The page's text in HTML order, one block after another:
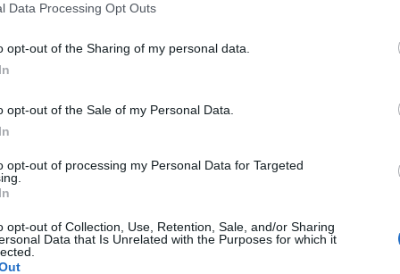
Data Processing Opt Outs
opt-out of the Sharing of my personal data.
opt-out of the Sale of my Personal Data.
opt-out of processing my Personal Data for Targeted
opt-out of Collection, Use, Retention, Sale, and/or Sharing
Data that Is Unrelated with the Purposes for which it